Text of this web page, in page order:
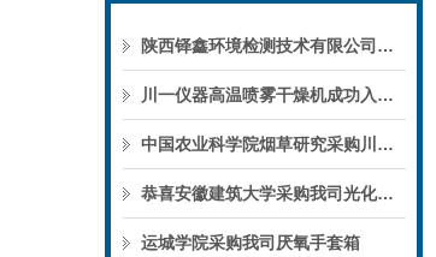
陕西铎鑫环境检测技术有限公司采购我司全自动液液萃取仪
川一仪器高温喷雾干燥机成功入驻鄱阳职业学院，助力职业教育实训平台升级
中国农业科学院烟草研究采购川一仪器喷雾干燥机
恭喜安徽建筑大学采购我司光化学反应仪
运城学院采购我司厌氧手套箱